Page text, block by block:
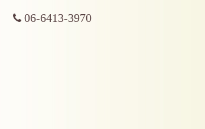
06-6413-3970